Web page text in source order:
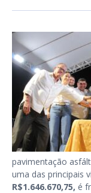
pavimentação
uma das principais
R$1.646.670,75, é